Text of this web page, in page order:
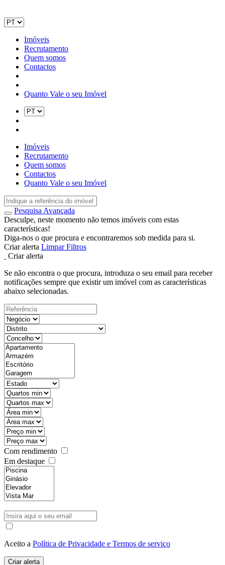
Imóveis
Recrutamento
Quem somos
Contactos
Quanto Vale o seu Imóvel
Imóveis
Recrutamento
Quem somos
Contactos
Quanto Vale o seu Imóvel
Pesquisa Avançada
Desculpe, neste momento não temos imóveis com estas
características!
Diga-nos o que procura e encontraremos sob medida para si.
Criar alerta Limpar Filtros
Criar alerta
Se não encontra o que procura, introduza o seu email para receber
notificações sempre que existir um imóvel com as características
abaixo selecionadas.
Com rendimento
Em destaque
Aceito a Política de Privacidade e Termos de serviço